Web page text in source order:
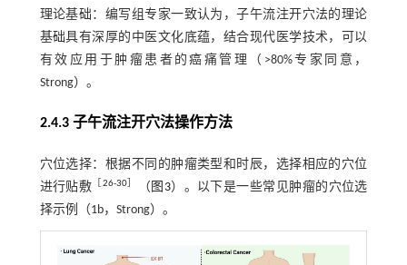
理论基础：编写组专家一致认为，子午流注开穴法的理论
基础具有深厚的中医文化底蕴，结合现代医学技术，可以
有效应用于肿瘤患者的癌痛管理（>80%专家同意，
Strong）。
2.4.3 子午流注开穴法操作方法
穴位选择：根据不同的肿瘤类型和时辰，选择相应的穴位
进行贴敷
26-30］ （ 图3）。以下是一些常见肿瘤的穴位选
择示例（1b，Strong）。